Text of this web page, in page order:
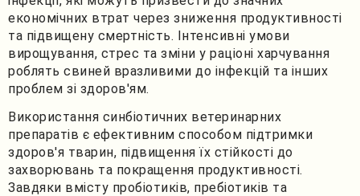
економічних втрат через зниження продуктивності
та підвищену смертність. Інтенсивні умови
вирощування, стрес та зміни у раціоні харчування
роблять свиней вразливими до інфекцій та інших
проблем зі здоров'ям.
Використання синбіотичних ветеринарних
препаратів є ефективним способом підтримки
здоров'я тварин, підвищення їх стійкості до
захворювань та покращення продуктивності.
Завдяки вмісту пробіотиків, пребіотиків та